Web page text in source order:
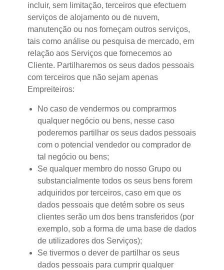
incluir, sem limitação, terceiros que efectuem
serviços de alojamento ou de nuvem,
manutenção ou nos forneçam outros serviços,
tais como análise ou pesquisa de mercado, em
relação aos Serviços que fornecemos ao
Cliente. Partilharemos os seus dados pessoais
com terceiros que não sejam apenas
Empreiteiros:
No caso de vendermos ou comprarmos
qualquer negócio ou bens, nesse caso
poderemos partilhar os seus dados pessoais
com o potencial vendedor ou comprador de
tal negócio ou bens;
Se qualquer membro do nosso Grupo ou
substancialmente todos os seus bens forem
adquiridos por terceiros, caso em que os
dados pessoais que detém sobre os seus
clientes serão um dos bens transferidos (por
exemplo, sob a forma de uma base de dados
de utilizadores dos Serviços);
Se tivermos o dever de partilhar os seus
dados pessoais para cumprir qualquer